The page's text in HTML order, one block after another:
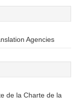
Agencies
de la Charte de la